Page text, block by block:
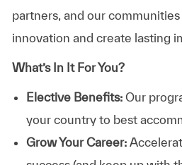
partners, and our
innovation and create lasting
What’s In It For You?
Elective Benefits:Our
your country to best
Grow Your Career: